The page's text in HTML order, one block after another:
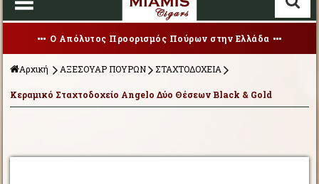
Ο Απόλυτος Προορισμός Πούρων στην Ελλάδα
Αρχική ΑΞΕΣΟΥΑΡ ΠΟΥΡΩΝ ΣΤΑΧΤΟΔΟΧΕΙΑ
Κεραμικό Σταχτοδοχείο Angelo Δύο Θέσεων Black & Gold